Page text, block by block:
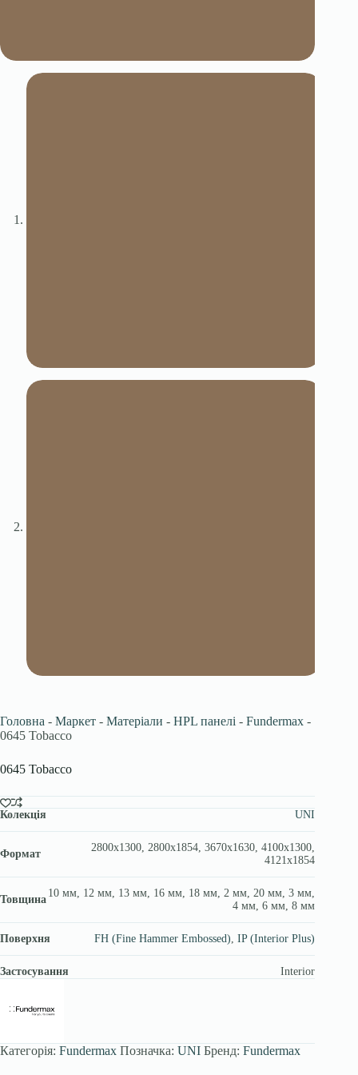
Головна - Маркет - Матеріали - HPL панелі - Fundermax -
0645 Tobacco
0645 Tobacco
Колекція UNI
Формат
2800х1300, 2800х1854, 3670x1630, 4100х1300,
4121х1854
Товщина
10 мм, 12 мм, 13 мм, 16 мм, 18 мм, 2 мм, 20 мм, 3 мм,
4 мм, 6 мм, 8 мм
Поверхня FH (Fine Hammer Embossed) ,IP (Interior Plus)
Застосування Interior
Категорія: Fundermax Позначка: UNI Бренд: Fundermax